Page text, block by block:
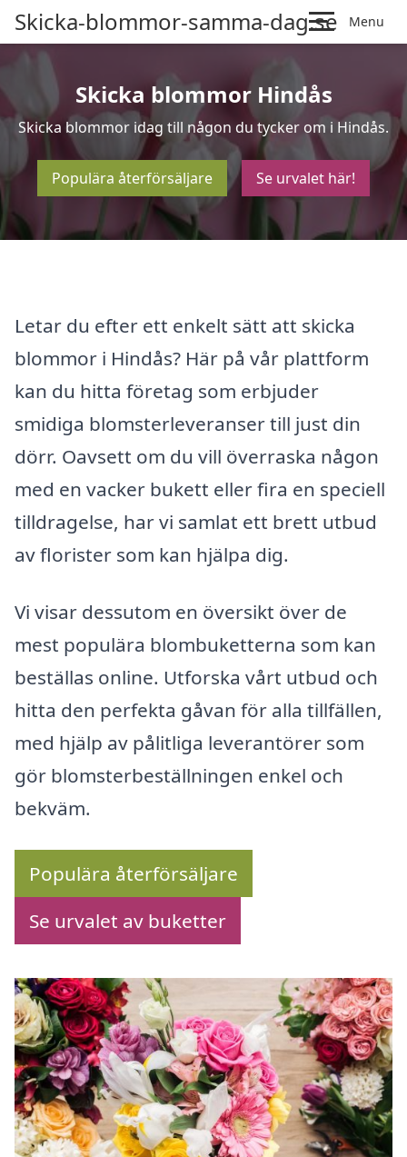
Skicka-blommor-samma-dag.se Menu
Skicka blommor Hindås
Skicka blommor idag till någon du tycker om i Hindås.
Populära återförsäljare Se urvalet här!
Letar du efter ett enkelt sätt att skicka
blommor i Hindås? Här på vår plattform
kan du hitta företag som erbjuder
smidiga blomsterleveranser till just din
dörr. Oavsett om du vill överraska någon
med en vacker bukett eller fira en speciell
tilldragelse, har vi samlat ett brett utbud
av florister som kan hjälpa dig.
Vi visar dessutom en översikt över de
mest populära blombuketterna som kan
beställas online. Utforska vårt utbud och
hitta den perfekta gåvan för alla tillfällen,
med hjälp av pålitliga leverantörer som
gör blomsterbeställningen enkel och
bekväm.
Populära återförsäljare
Se urvalet av buketter